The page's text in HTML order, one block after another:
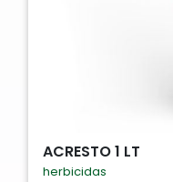
ACRESTO 1 LT
herbicidas